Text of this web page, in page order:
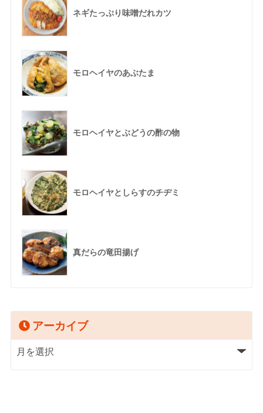
ネギたっぷり味噌だれカツ
モロヘイヤのあぶたま
モロヘイヤとぶどうの酢の物
モロヘイヤとしらすのチヂミ
真だらの竜田揚げ
アーカイブ